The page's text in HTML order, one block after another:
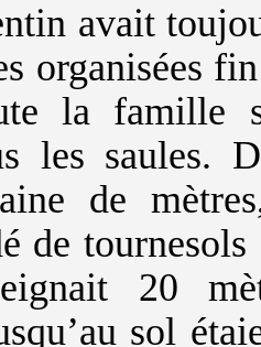
toujours
organisées
la famille
les saules.
de
de
20
sol